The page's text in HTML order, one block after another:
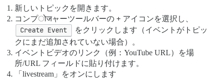
新しいトピックを開きます。
コンプोजャーツールバーの + アイコンを選択し、
Create Event
をクリックします（イベントがトピッ
クにまだ追加されていない場合）。
イベントビデオのリンク（例：YouTube URL）を場
所/URL フィールドに貼り付けます。
「livestream」をオンにします